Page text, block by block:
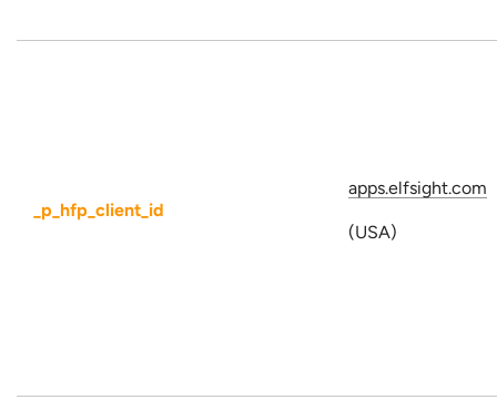
_p_hfp_client_id
apps.elfsight.com
(USA)